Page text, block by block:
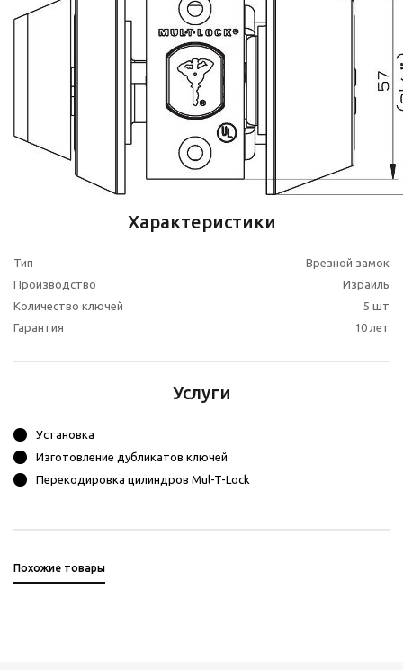
Характеристики
Тип
Врезной замок
Производство
Израиль
Количество ключей
5 шт
Гарантия
10 лет
Услуги
Установка
Изготовление дубликатов ключей
Перекодировка цилиндров Mul-T-Lock
Похожие товары